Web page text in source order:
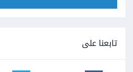
تابعنا على